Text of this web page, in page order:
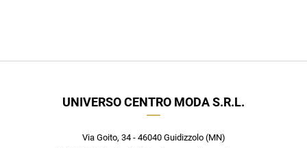
UNIVERSO CENTRO MODA S.R.L.
Via Goito, 34 - 46040 Guidizzolo (MN)
Iscriviti alla newsletter
nuovi arrivi utilizzabile anche in negozio!
Crea il tuo stile grazie ai consigli dei nostri personal shopper e
scopri in anteprima le offerte in esclusiva a te riservate.